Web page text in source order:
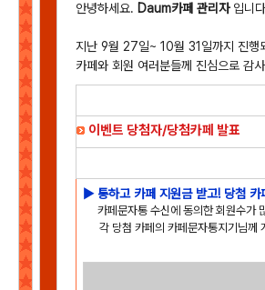
안녕하세요. Daum카페 관리자입니
지난 9월 27일~ 10월 31일까지 진행
카페와 회원 여러분들께 진심으로 감
이벤트 당첨자/당첨카페 발표
▶ 통하고 카페 지원금 받고! 당첨 카
카페문자통 수신에 동의한 회원수가
각 당첨 카페의 카페문자통지기님께